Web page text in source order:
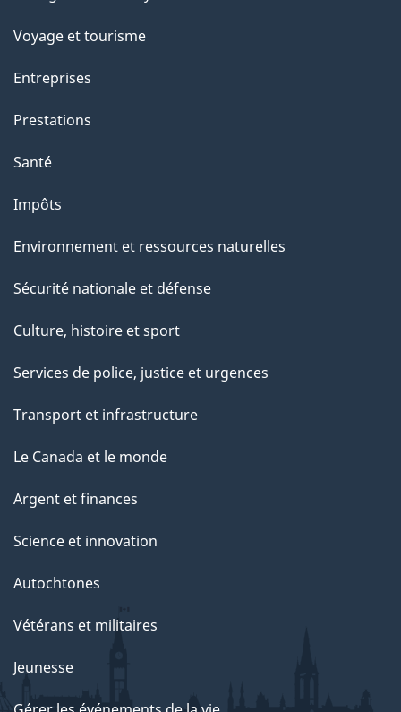
Voyage et tourisme
Entreprises
Prestations
Santé
Impôts
Environnement et ressources naturelles
Sécurité nationale et défense
Culture, histoire et sport
Services de police, justice et urgences
Transport et infrastructure
Le Canada et le monde
Argent et finances
Science et innovation
Autochtones
Vétérans et militaires
Jeunesse